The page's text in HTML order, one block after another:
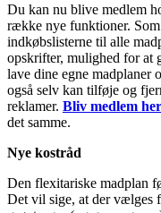
Du kan nu blive medlem
række nye funktioner.
indkøbslisterne til alle
opskrifter, mulighed for at
lave dine egne madplaner
også selv kan tilføje og
reklamer. Bliv medlem her
det samme.
Nye kostråd
Den flexitariske madplan
Det vil sige, at der vælges